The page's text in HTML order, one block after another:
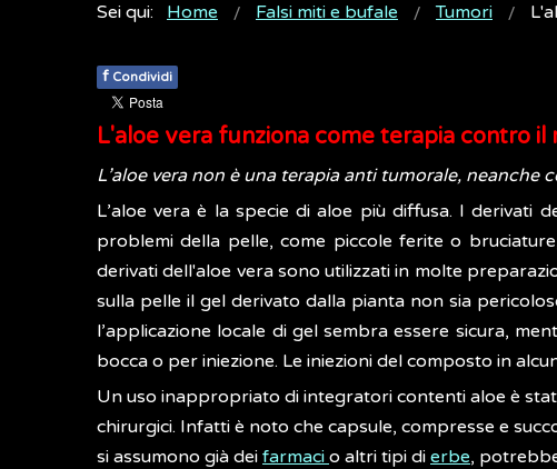
Sei qui: Home Falsi miti e bufale Tumori
f Condividi
L'aloe vera funziona come terapia contro il
L’aloe vera non è una terapia anti tumorale, neanche
L’aloe vera è la specie di aloe più diffusa. I derivati
problemi della pelle, come piccole ferite o
derivati dell'aloe vera sono utilizzati in molte
sulla pelle il gel derivato dalla pianta non sia
l’applicazione locale di gel sembra essere sicura,
bocca o per iniezione. Le iniezioni del composto in
Un uso inappropriato di integratori contenti aloe è
chirurgici. Infatti è noto che capsule, compresse e
si assumono già dei farmaci o altri tipi di erbe,